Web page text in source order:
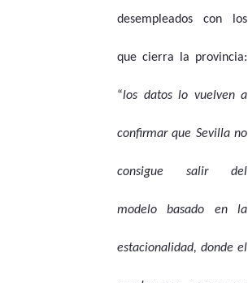
desempleados con los
que cierra la provincia:
“los datos lo vuelven a
confirmar que Sevilla no
consigue salir del
modelo basado en la
estacionalidad, donde el